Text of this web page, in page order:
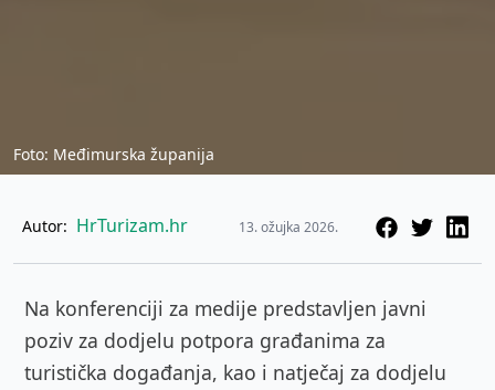
Foto: Međimurska županija
Autor: HrTurizam.hr 13. ožujka 2026.
Na konferenciji za medije predstavljen javni
poziv za dodjelu potpora građanima za
turistička događanja, kao i natječaj za dodjelu